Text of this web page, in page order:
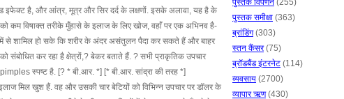
इफेक्ट है, और आंत्र, मूत्र और सिर दर्द के लक्षणों. इसके अलावा, यह है के
कम विषाक्त तरीके मुँहासे के इलाज के लिए खोज, वहाँ पर एक अभिनव है-
में से शामिल हो सके कि शरीर के अंदर असंतुलन पैदा कर सकते हैं और बाहर
कर रहा है क्षेत्रों,? बेकर बताते हैं. ? सभी प्राकृतिक उपचार
स्पष्ट है. [? * बी.आर. *] [* बी.आर. सांद्रा की तरह *]
मिल खुश हैं. वह और उसकी चार बेटियों को विभिन्न उपचार पर डॉलर के
पुस्तक विपणन (255)
पुस्तक समीक्षा (363)
ब्रांडिंग(303)
स्तन कैंसर(75)
ब्रॉडबैंड इंटरनेट (114)
व्यवसाय (2700)
व्यापार ऋण(430)